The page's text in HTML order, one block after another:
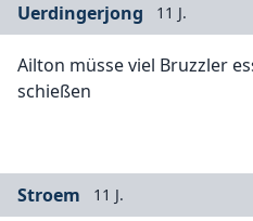
Uerdingerjong 11 J.
Ailton müsse viel Bruzzler
schießen
Stroem 11 J.